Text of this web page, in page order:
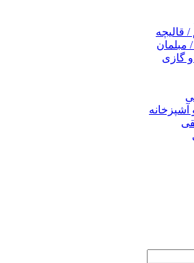
قالیچه
مبلمان
گازی
آشپزخانه